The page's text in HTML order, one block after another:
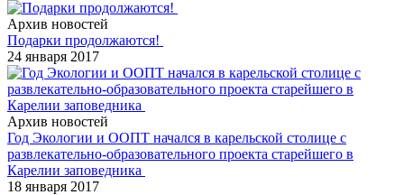
Архив новостей
Подарки продолжаются!
24 января 2017
Архив новостей
Год Экологии и ООПТ начался в карельской столице с
развлекательно-образовательного проекта старейшего в
Карелии заповедника
18 января 2017